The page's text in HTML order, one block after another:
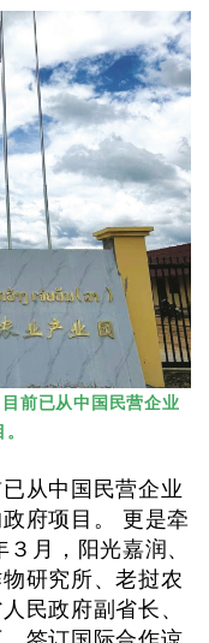
前已从中国民营企业
从中国民营企业
府项目。 更是牵
月，阳光嘉润、
研究所、老挝农
民政府副省长、